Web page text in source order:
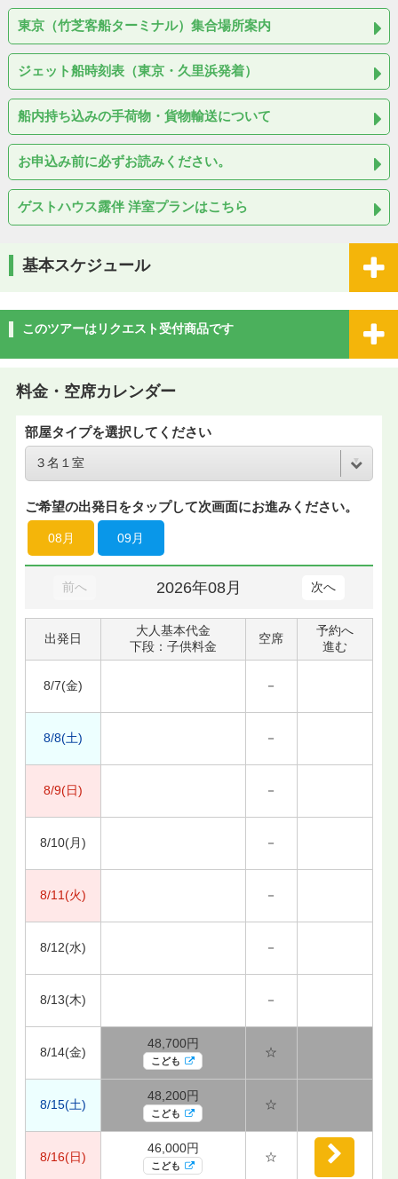
東京（竹芝客船ターミナル）集合場所案内
ジェット船時刻表（東京・久里浜発着）
船内持ち込みの手荷物・貨物輸送について
お申込み前に必ずお読みください。
ゲストハウス露伴 洋室プランはこちら
基本スケジュール
このツアーはリクエスト受付商品です
料金・空席カレンダー
部屋タイプを選択してください
ご希望の出発日をタップして次画面にお進みください。
08月 09月
前へ 2026年08月 次へ
出発日
大人基本代金
下段：子供料金
空席
予約へ
進む
8/7(金) －
8/8(土) －
8/9(日) －
8/10(月) －
8/11(火) －
8/12(水) －
8/13(木) －
8/14(金)
48,700円
こども
☆
8/15(土)
48,200円
こども
☆
8/16(日)
46,000円
こども
☆